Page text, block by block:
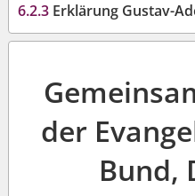
6.2.3 Erklärung Gustav-Adolf-
der
Bund,